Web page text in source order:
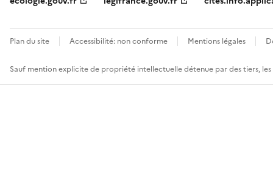
Plan du site Accessibilité: non conforme Mentions légales
Sauf mention explicite de propriété intellectuelle détenue par des tiers,